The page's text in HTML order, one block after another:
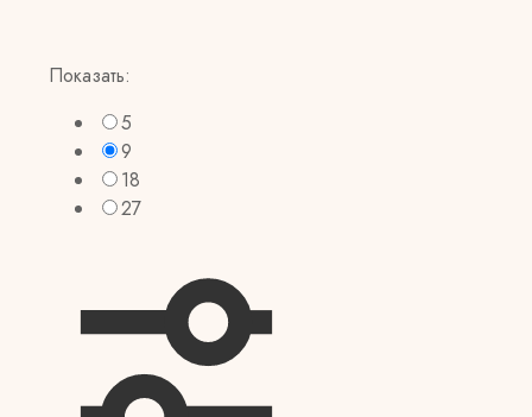
Показать:
5
9
18
27